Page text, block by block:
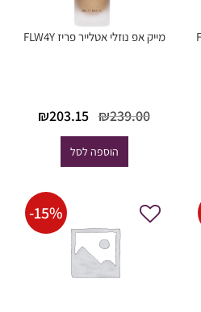
מייק אפ נוזלי אטלייר פריז FLW4Y
₪239.00
המחיר
היה:
₪239.00.
₪203.15
הוספה לסל
-15%